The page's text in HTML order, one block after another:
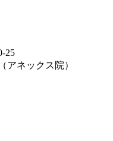
25
アネックス院）